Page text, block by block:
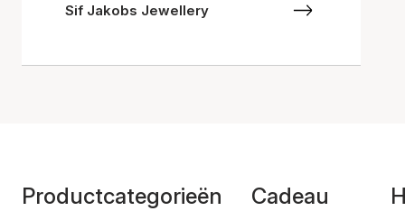
Sif Jakobs Jewellery
Productcategorieën
Cadeau